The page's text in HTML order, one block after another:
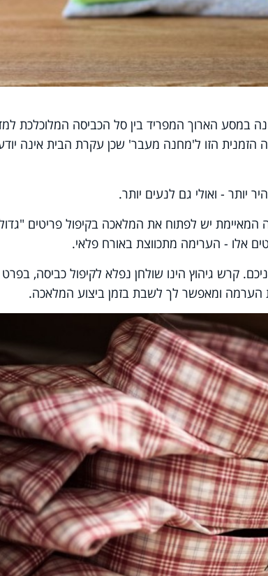
במסע הארוך המפריד בין סל הכביסה המלוכלכת
הזו ל'מחנה מעבר' שכן עקרת הבית אינה
יותר - ואולי גם לנעים יותר.
יש לפתוח את המלאכה בקיפול פריטים
אלו - הערימה מתכווצת באורח פלאי.
קרש גיהוץ הינו שולחן נפלא לקיפול כביסה, בפרט
ומאפשר לך לשבת בזמן ביצוע המלאכה.